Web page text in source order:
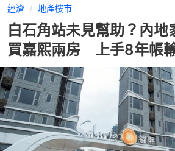
經濟 地產樓市
白石角站未見幫助？內
買嘉熙兩房 上手8年帳